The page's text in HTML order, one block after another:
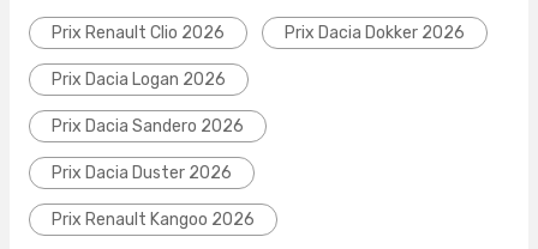
Prix Renault Clio 2026 Prix Dacia Dokker 2026
Prix Dacia Logan 2026
Prix Dacia Sandero 2026
Prix Dacia Duster 2026
Prix Renault Kangoo 2026